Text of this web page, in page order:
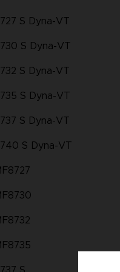
S Dyna-VT
S Dyna-VT
S Dyna-VT
S Dyna-VT
S Dyna-VT
S Dyna-VT